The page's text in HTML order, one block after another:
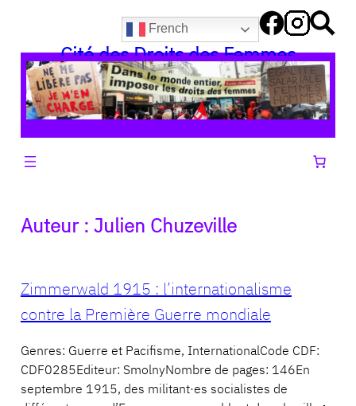
contenu
French
Cité des Droits des Femmes
Auteur : Julien Chuzeville
Zimmerwald 1915 : l’internationalisme
contre la Première Guerre mondiale
Genres: Guerre et Pacifisme, InternationalCode CDF:
CDF0285Editeur: SmolnyNombre de pages: 146En
septembre 1915, des militant·es socialistes de